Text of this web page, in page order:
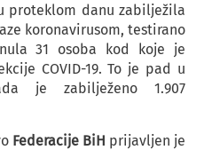
proteklom danu zabilježila
koronavirusom, testirano
31 osoba kod koje je
COVID-19. To je pad u
je zabilježeno 1.907
Federacije BiH prijavljen je